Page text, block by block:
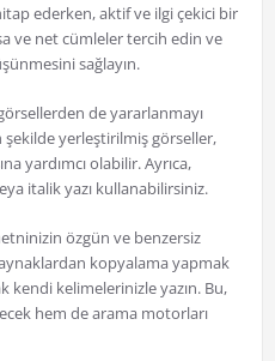
ederken, aktif ve ilgi çekici bir
ve net cümleler tercih edin ve
sağlayın.
de yararlanmayı
yerleştirilmiş görseller,
yardımcı olabilir. Ayrıca,
italik yazı kullanabilirsiniz.
özgün ve benzersiz
kopyalama yapmak
kelimelerinizle yazın. Bu,
hem de arama motorları